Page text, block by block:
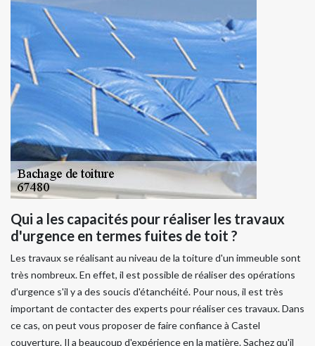
Qui a les capacités pour réaliser les travaux
d'urgence en termes fuites de toit ?
Les travaux se réalisant au niveau de la toiture d'un immeuble sont
très nombreux. En effet, il est possible de réaliser des opérations
d'urgence s'il y a des soucis d'étanchéité. Pour nous, il est très
important de contacter des experts pour réaliser ces travaux. Dans
ce cas, on peut vous proposer de faire confiance à Castel
couverture. Il a beaucoup d'expérience en la matière. Sachez qu'il